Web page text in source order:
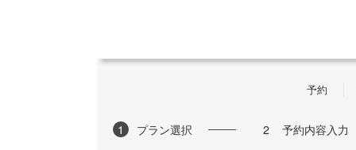
予約
1 プラン選択 2 予約内容入力